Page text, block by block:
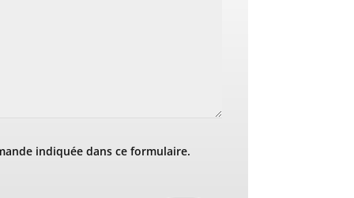
indiquée dans ce formulaire.